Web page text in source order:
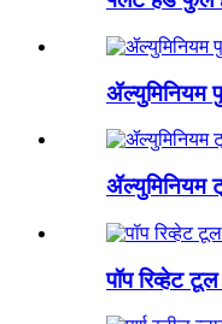
ॲल्युमिनियम
ॲल्युमिनियम
पॉप रिव्हेट